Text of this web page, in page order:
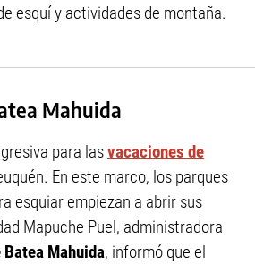
esquí y actividades de montaña.
Mahuida
para lasvacaciones de
En este marco, los parques
esquiar empiezan a abrir sus
Mapuche Puel, administradora
Mahuida, informó que el